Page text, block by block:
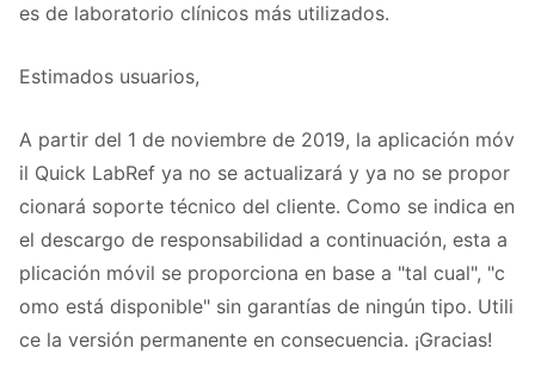
es de laboratorio clínicos más utilizados.
Estimados usuarios,
A partir del 1 de noviembre de 2019, la aplicación móv
il Quick LabRef ya no se actualizará y ya no se propor
cionará soporte técnico del cliente. Como se indica en
el descargo de responsabilidad a continuación, esta a
plicación móvil se proporciona en base a "tal cual", "c
omo está disponible" sin garantías de ningún tipo. Utili
ce la versión permanente en consecuencia. ¡Gracias!